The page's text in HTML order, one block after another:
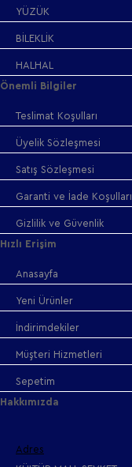
YÜZÜK
BİLEKLİK
HALHAL
Önemli Bilgiler
Teslimat Koşulları
Üyelik Sözleşmesi
Satış Sözleşmesi
Garanti ve İade Koşulları
Gizlilik ve Güvenlik
Hızlı Erişim
Anasayfa
Yeni Ürünler
İndirimdekiler
Müşteri Hizmetleri
Sepetim
Hakkımızda
Adres